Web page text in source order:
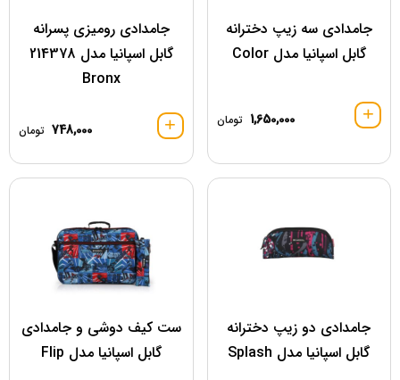
جامدادی سه زیپ دخترانه
گابل اسپانیا مدل Color
1,650,000 تومان
جامدادی رومیزی پسرانه
گابل اسپانیا مدل 214378
Bronx
748,000 تومان
جامدادی دو زیپ دخترانه
گابل اسپانیا مدل Splash
ست کیف دوشی و جامدادی
گابل اسپانیا مدل Flip